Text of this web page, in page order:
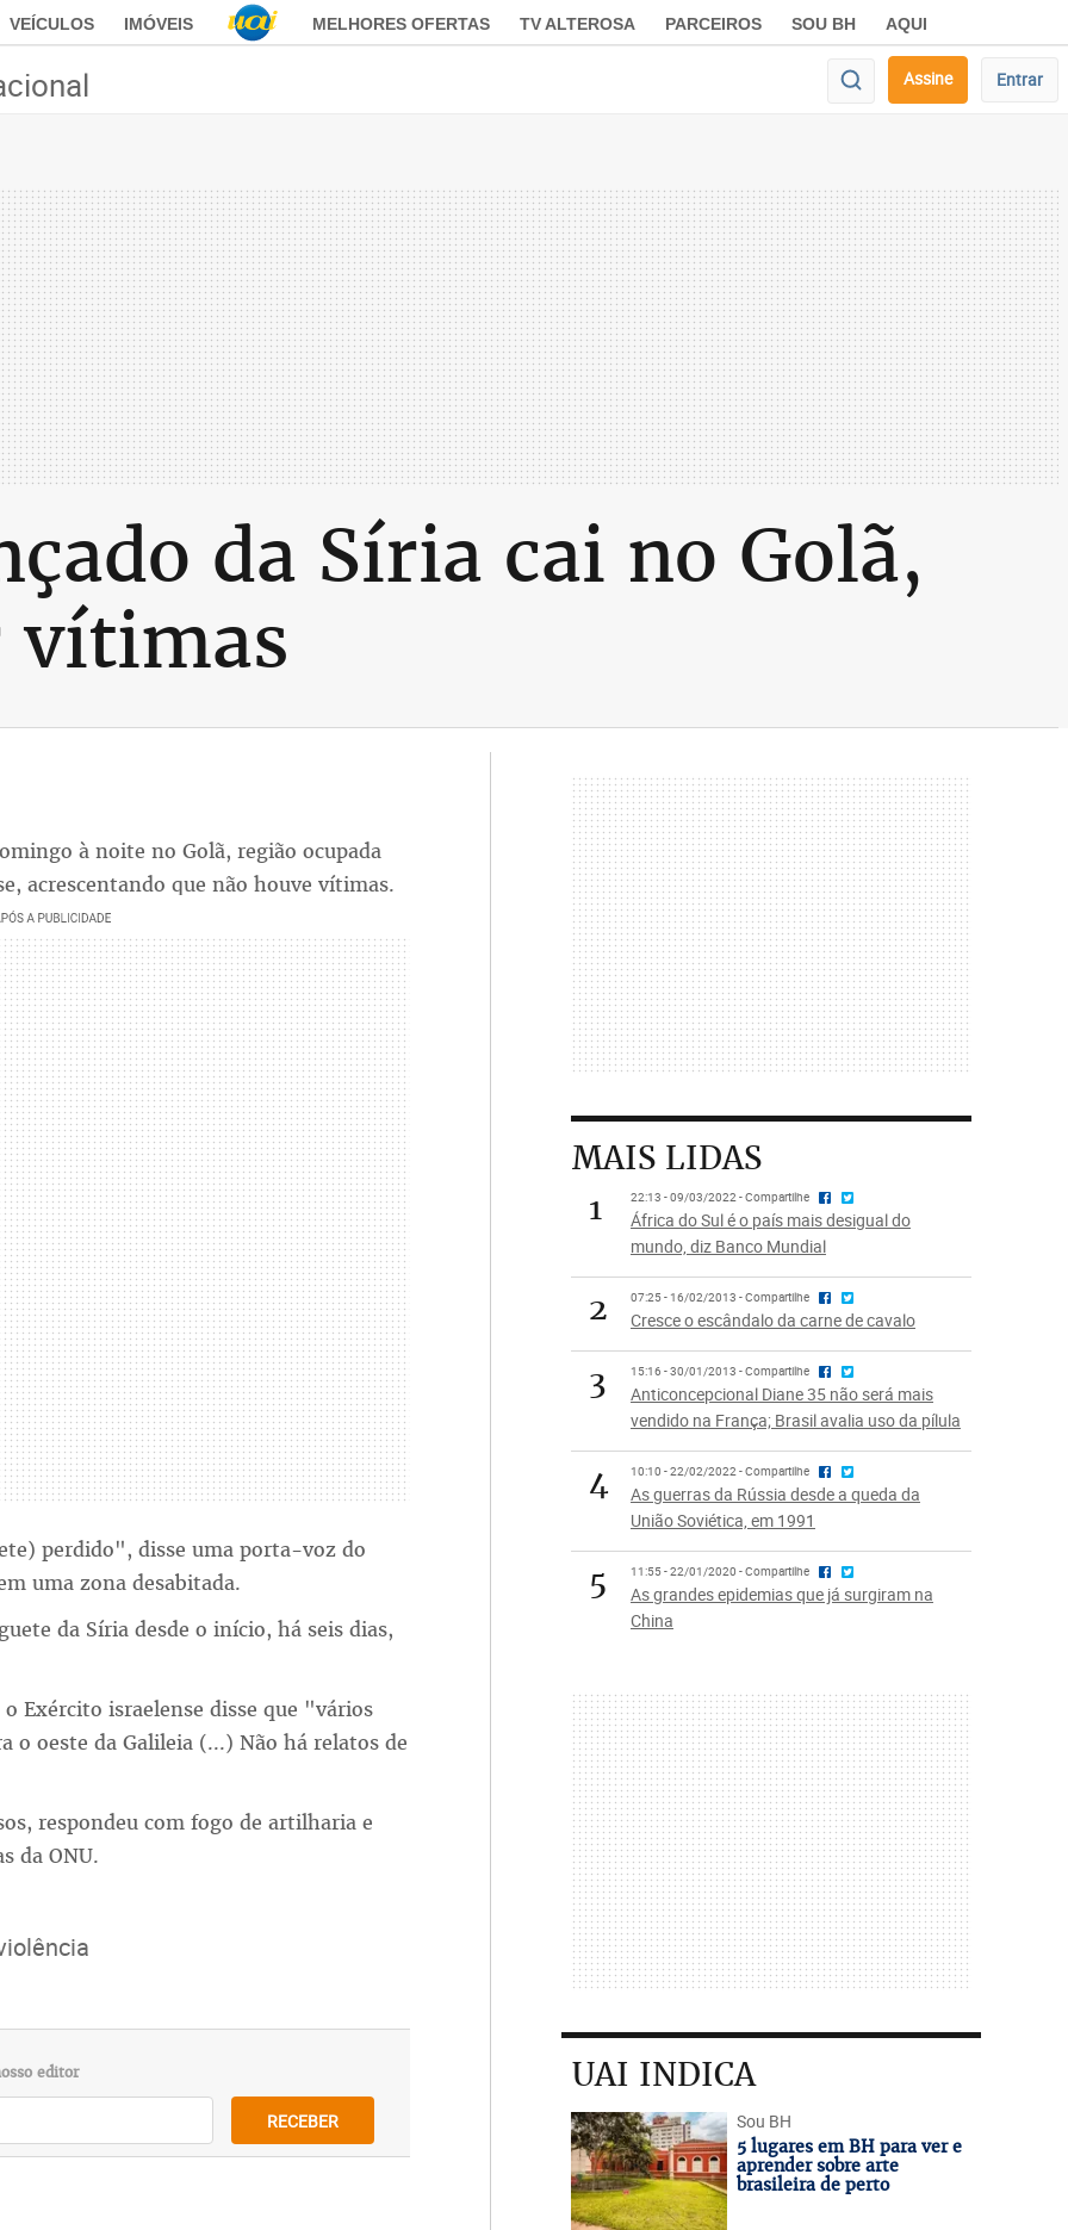
VEÍCULOS IMÓVEIS MELHORES OFERTAS TV ALTEROSA PARCEIROS SOU BH AQUI
Assine Entrar
da Síria cai no Golã,
vítimas
à noite no Golã, região ocupada
acrescentando que não houve vítimas.
perdido", disse uma porta-voz do
uma zona desabitada.
da Síria desde o início, há seis dias,
Exército israelense disse que "vários
o oeste da Galileia (...) Não há relatos de
respondeu com fogo de artilharia e
da ONU.
editor
RECEBER
MAIS LIDAS
1
22:13 - 09/03/2022 - Compartilhe
África do Sul é o país mais desigual do
mundo, diz Banco Mundial
2 07:25 - 16/02/2013 - Compartilhe
Cresce o escândalo da carne de cavalo
3 15:16 - 30/01/2013 - Compartilhe
Anticoncepcional Diane 35 não será mais
vendido na França; Brasil avalia uso da pílula
4 10:10 - 22/02/2022 - Compartilhe
As guerras da Rússia desde a queda da
União Soviética, em 1991
5 11:55 - 22/01/2020 - Compartilhe
As grandes epidemias que já surgiram na
China
UAI INDICA
Sou BH
5 lugares em BH para ver e
aprender sobre arte
brasileira de perto